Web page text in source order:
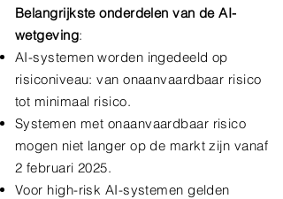
Belangrijkste onderdelen van de AI-
wetgeving:
AI-systemen worden ingedeeld op
risiconiveau: van onaanvaardbaar risico
tot minimaal risico.
Systemen met onaanvaardbaar risico
mogen niet langer op de markt zijn vanaf
2 februari 2025.
Voor high-risk AI-systemen gelden